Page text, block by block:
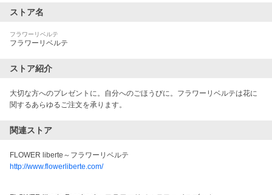
ストア名
フラワーリベルテ
フラワーリベルテ
ストア紹介
大切な方へのプレゼントに。自分へのごほうびに。フラワーリベルテは花に
関するあらゆるご注文を承ります。
関連ストア
FLOWER liberte～フラワーリベルテ
http://www.flowerliberte.com/